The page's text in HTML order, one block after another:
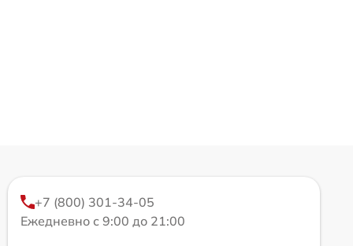
+7 (800) 301-34-05
Ежедневно с 9:00 до 21:00